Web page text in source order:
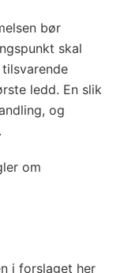
bør
skal
ledd. En slik
og
om
i forslaget her